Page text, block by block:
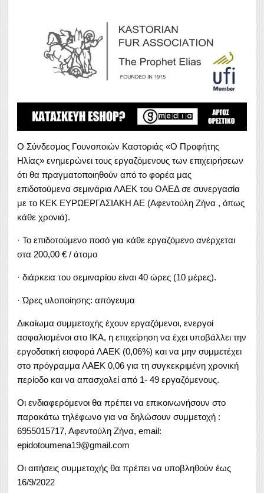
Ο Σύνδεσμος Γουνοποιών Καστοριάς «Ο Προφήτης
Ηλίας» ενημερώνει τους εργαζόμενους των επιχειρήσεων
ότι θα πραγματοποιηθούν από το φορέα μας
επιδοτούμενα σεμινάρια ΛΑΕΚ του ΟΑΕΔ σε συνεργασία
με το ΚΕΚ ΕΥΡΩΕΡΓΑΣΙΑΚΗ ΑΕ (Αφεντούλη Ζήνα , όπως
κάθε χρονιά).
· Το επιδοτούμενο ποσό για κάθε εργαζόμενο ανέρχεται
στα 200,00 € / άτομο
· διάρκεια του σεμιναρίου είναι 40 ώρες (10 μέρες).
· Ώρες υλοποίησης: απόγευμα
Δικαίωμα συμμετοχής έχουν εργαζόμενοι, ενεργοί
ασφαλισμένοι στο ΙΚΑ, η επιχείρηση να έχει υποβάλλει την
εργοδοτική εισφορά ΛΑΕΚ (0,06%) και να μην συμμετέχει
στο πρόγραμμα ΛΑΕΚ 0,06 για τη συγκεκριμένη χρονική
περίοδο και να απασχολεί από 1- 49 εργαζόμενους.
Οι ενδιαφερόμενοι θα πρέπει να επικοινωνήσουν στο
παρακάτω τηλέφωνο για να δηλώσουν συμμετοχή :
6955015717, Αφεντούλη Ζήνα, email:
epidotoumena19@gmail.com
Οι αιτήσεις συμμετοχής θα πρέπει να υποβληθούν έως
16/9/2022